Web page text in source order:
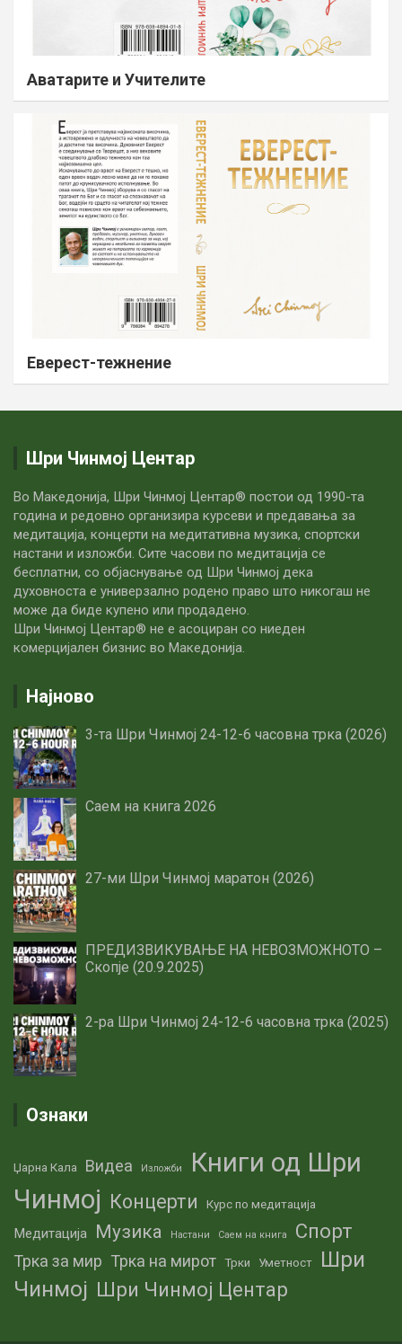
Аватарите и Учителите
Еверест-тежнение
Шри Чинмој Центар
Во Македонија, Шри Чинмој Центар® постои од 1990-та
година и редовно организира курсеви и предавања за
медитација, концерти на медитативна музика, спортски
настани и изложби. Сите часови по медитацијa се
бесплатни, со објаснување од Шри Чинмој дека
духовноста е универзално родено право што никогаш не
може да биде купено или продадено.
Шри Чинмој Центар® не е асоциран со ниеден
комерцијален бизнис во Македонија.
Најново
3-та Шри Чинмој 24-12-6 часовна трка (2026)
Саем на книга 2026
27-ми Шри Чинмој маратон (2026)
ПРЕДИЗВИКУВАЊЕ НА НЕВОЗМОЖНОТО –
Скопје (20.9.2025)
2-ра Шри Чинмој 24-12-6 часовна трка (2025)
Ознаки
Џарна Кала Видеа Изложби
Книги од Шри
Чинмој Концерти Курс по медитација
Медитација Музика Настани Саем на книга Спорт
Трка за мир Трка на мирот Трки Уметност
Шри
Чинмој Шри Чинмој Центар